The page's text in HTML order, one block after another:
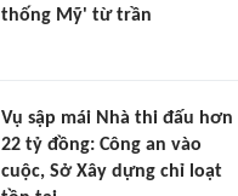
thống Mỹ' từ trần
Vụ sập mái Nhà thi đấu hơn
22 tỷ đồng: Công an vào
cuộc, Sở Xây dựng chỉ loạt